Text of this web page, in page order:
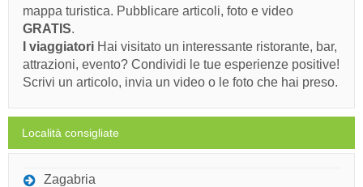
mappa turistica. Pubblicare articoli, foto e video
GRATIS.
I viaggiatori Hai visitato un interessante ristorante, bar,
attrazioni, evento? Condividi le tue esperienze positive!
Scrivi un articolo, invia un video o le foto che hai preso.
Località consigliate
Zagabria